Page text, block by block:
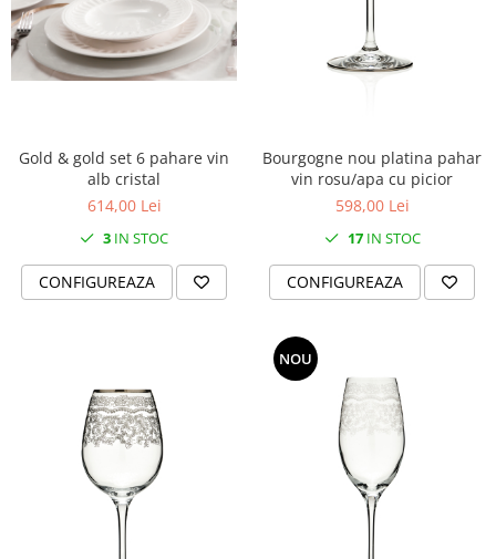
Gold & gold set 6 pahare vin
alb cristal
614,00 Lei
3 IN STOC
CONFIGUREAZA
Bourgogne nou platina pahar
vin rosu/apa cu picior
598,00 Lei
17IN STOC
CONFIGUREAZA
NOU